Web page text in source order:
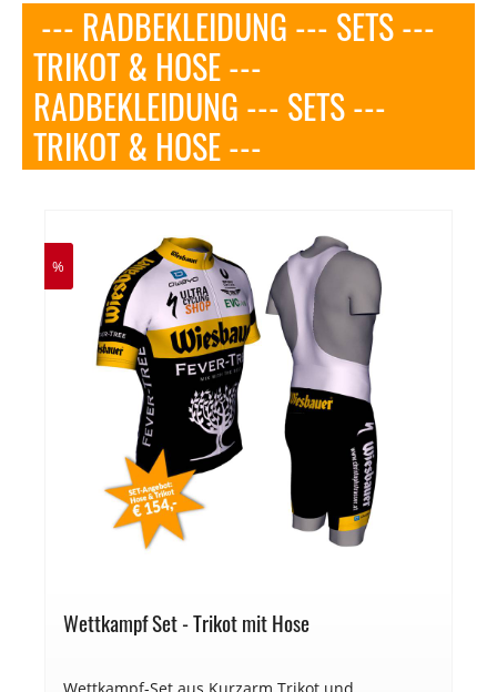
--- RADBEKLEIDUNG --- SETS ---
TRIKOT & HOSE ---
RADBEKLEIDUNG --- SETS ---
TRIKOT & HOSE ---
%
Wettkampf Set - Trikot mit Hose
Wettkampf-Set aus Kurzarm Trikot und